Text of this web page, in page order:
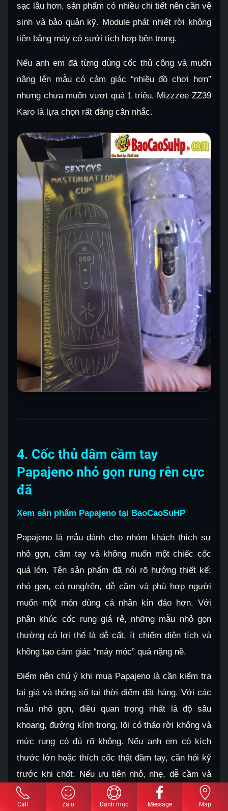
sạc lâu hơn, sản phẩm có nhiều chi tiết nên cần vệ
sinh và bảo quản kỹ. Module phát nhiệt rời không
tiện bằng máy có sưởi tích hợp bên trong.
Nếu anh em đã từng dùng cốc thủ công và muốn
nâng lên mẫu có cảm giác “nhiều đồ chơi hơn”
nhưng chưa muốn vượt quá 1 triệu, Mizzzee ZZ39
Karo là lựa chọn rất đáng cân nhắc.
4. Cốc thủ dâm cầm tay
Papajeno nhỏ gọn rung rên cực
đã
Xem sản phẩm Papajeno tại BaoCaoSuHP
Papajeno là mẫu dành cho nhóm khách thích sự
nhỏ gọn, cầm tay và không muốn một chiếc cốc
quá lớn. Tên sản phẩm đã nói rõ hướng thiết kế:
nhỏ gọn, có rung/rên, dễ cầm và phù hợp người
muốn một món dùng cá nhân kín đáo hơn. Với
phân khúc cốc rung giá rẻ, những mẫu nhỏ gọn
thường có lợi thế là dễ cất, ít chiếm diện tích và
không tạo cảm giác “máy móc” quá nặng nề.
Điểm nên chú ý khi mua Papajeno là cần kiểm tra
lại giá và thông số tại thời điểm đặt hàng. Với các
mẫu nhỏ gọn, điều quan trọng nhất là độ sâu
khoang, đường kính trong, lõi có tháo rời không và
mức rung có đủ rõ không. Nếu anh em có kích
thước lớn hoặc thích cốc thật đầm tay, cần hỏi kỹ
trước khi chốt. Nếu ưu tiên nhỏ, nhẹ, dễ cầm và
rung/rên vừa đủ, Papajeno vẫn là mẫu đáng xem.
Call Zalo Danh mục Message Map